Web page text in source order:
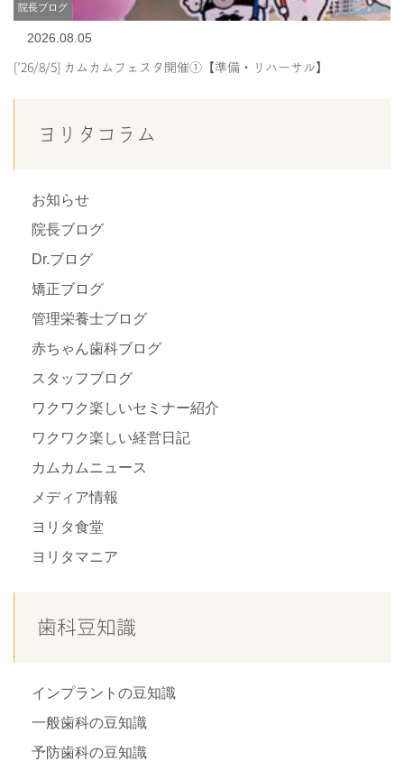
院長ブログ
2026.08.05
[’26/8/5] カムカムフェスタ開催①【準備・リハーサル】
ヨリタコラム
お知らせ
院長ブログ
Dr.ブログ
矯正ブログ
管理栄養士ブログ
赤ちゃん歯科ブログ
スタッフブログ
ワクワク楽しいセミナー紹介
ワクワク楽しい経営日記
カムカムニュース
メディア情報
ヨリタ食堂
ヨリタマニア
歯科豆知識
インプラントの豆知識
一般歯科の豆知識
予防歯科の豆知識